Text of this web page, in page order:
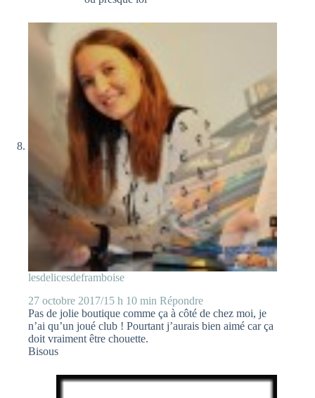
lesdelicesdeframboise
27 octobre 2017/15 h 10 min Répondre
Pas de jolie boutique comme ça à côté de chez moi, je
n’ai qu’un joué club ! Pourtant j’aurais bien aimé car ça
doit vraiment être chouette.
Bisous